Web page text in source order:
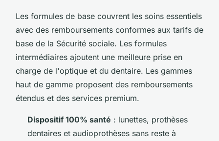
Les formules de base couvrent les soins essentiels
avec des remboursements conformes aux tarifs de
base de la Sécurité sociale. Les formules
intermédiaires ajoutent une meilleure prise en
charge de l'optique et du dentaire. Les gammes
haut de gamme proposent des remboursements
étendus et des services premium.
Dispositif 100% santé : lunettes, prothèses
dentaires et audioprothèses sans reste à